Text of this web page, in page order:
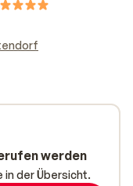
werden
in der Übersicht.